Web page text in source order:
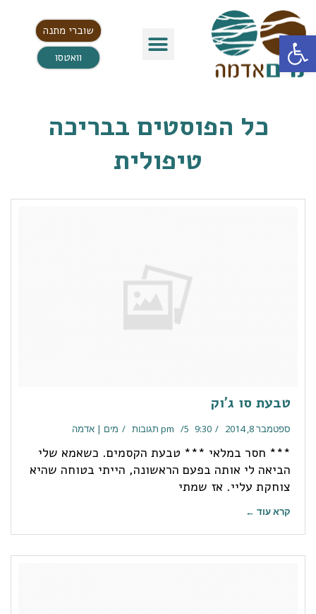
פתח סרגל נגישות
שוברי מתנה
וואטסו
כל הפוסטים בבריכה
טיפולית
טבעת סו ג'וק
ספטמבר 8, 2014 9:30 pm 5 תגובות מים | אדמה
*** חסר במלאי *** טבעת הקסמים. כשאמא שלי
הביאה לי אותה בפעם הראשונה, הייתי בטוחה שהיא
צוחקת עליי. אז שמתי
קרא עוד ←